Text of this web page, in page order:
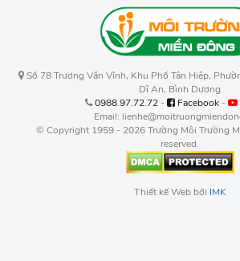
Số 78 Trương Văn Vĩnh, Khu Phố Tân Hiệp,
Dĩ An, Bình Dương
0988.97.72.72- Facebook-
Email:
© Copyright 1959 - 2026 Trường Môi Trường
reserved.
Thiết kế Web bởi IMK